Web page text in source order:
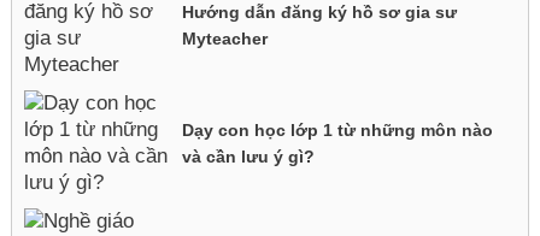
Hướng dẫn đăng ký hồ sơ gia sư
Myteacher
Dạy con học lớp 1 từ những môn nào
và cần lưu ý gì?